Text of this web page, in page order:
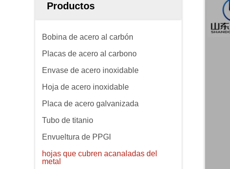
Productos
Bobina de acero al carbón
Placas de acero al carbono
Envase de acero inoxidable
Hoja de acero inoxidable
Placa de acero galvanizada
Tubo de titanio
Envueltura de PPGI
hojas que cubren acanaladas del
metal